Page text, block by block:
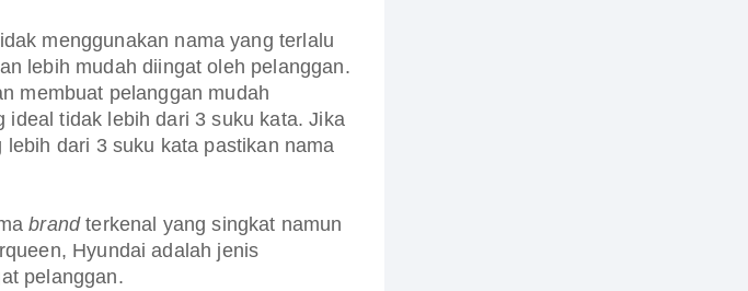
menggunakan nama yang terlalu
lebih mudah diingat oleh pelanggan.
membuat pelanggan mudah
ideal tidak lebih dari 3 suku kata. Jika
dari 3 suku kata pastikan nama
brand terkenal yang singkat namun
Hyundai adalah jenis
pelanggan.